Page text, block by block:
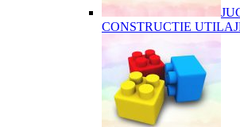
CONSTRUCTIE